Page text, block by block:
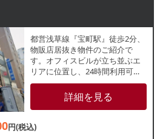
都営浅草線『宝町駅』徒歩2分、
物販店居抜き物件のご紹介で
す。オフィスビルが立ち並ぶエ
リアに位置し、24時間利用可
能。物販店やサービス店舗など
幅広い用途でご検討いただけま
詳細を見る
円(税込)